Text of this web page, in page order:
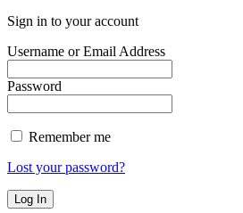
Sign in to your account
Username or Email Address
Password
Remember me
Lost your password?